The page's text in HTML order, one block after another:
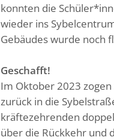
konnten die
wieder ins
Gebäudes wurde noch
Geschafft!
Im Oktober 2023
zurück in die
kräftezehrenden
über die Rückkehr und